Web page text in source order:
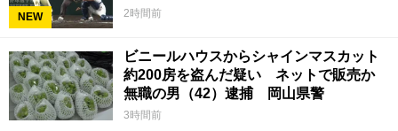
NEW 2時間前
ビニールハウスからシャインマスカット
約200房を盗んだ疑い ネットで販売か
無職の男（42）逮捕 岡山県警
3時間前